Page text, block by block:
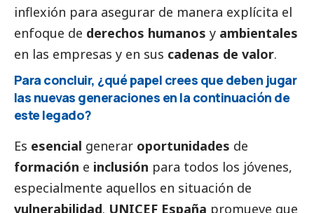
inflexión para asegurar de manera explícita el
enfoque de derechos humanos y ambientales
en las empresas y en sus cadenas de valor.
Para concluir, ¿qué papel crees que deben jugar
las nuevas generaciones en la continuación de
este legado?
Es esencial generar oportunidades de
formación e inclusión para todos los jóvenes,
especialmente aquellos en situación de
vulnerabilidad. UNICEF España promueve que